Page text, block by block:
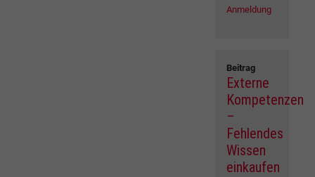
Anmeldung
Beitrag
Externe
Kompetenzen
–
Fehlendes
Wissen
einkaufen